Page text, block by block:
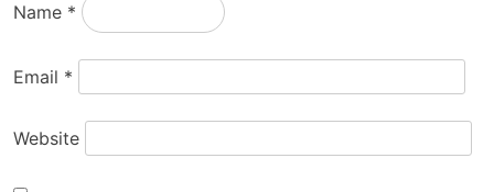
Name *
Email *
Website